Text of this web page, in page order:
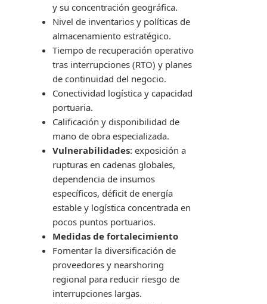
y su concentración geográfica.
Nivel de inventarios y políticas de
almacenamiento estratégico.
Tiempo de recuperación operativo
tras interrupciones (RTO) y planes
de continuidad del negocio.
Conectividad logística y capacidad
portuaria.
Calificación y disponibilidad de
mano de obra especializada.
Vulnerabilidades: exposición a
rupturas en cadenas globales,
dependencia de insumos
específicos, déficit de energía
estable y logística concentrada en
pocos puntos portuarios.
Medidas de fortalecimiento
Fomentar la diversificación de
proveedores y nearshoring
regional para reducir riesgo de
interrupciones largas.